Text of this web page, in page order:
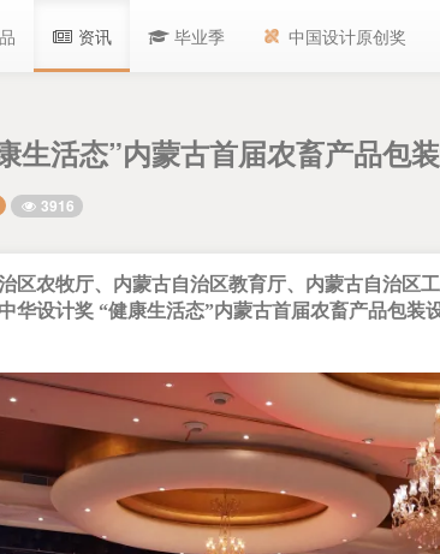
资讯 毕业季 中国设计原创奖
生活态”内蒙古首届农畜产品包
3916
区农牧厅、内蒙古自治区教育厅、内蒙古自治区
华设计奖 “健康生活态”内蒙古首届农畜产品包装